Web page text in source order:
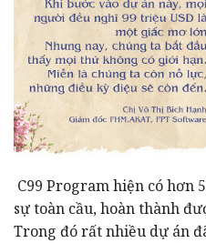
C99 Program hiện có hơn
sự toàn cầu, hoàn thành
Trong đó rất nhiều dự án